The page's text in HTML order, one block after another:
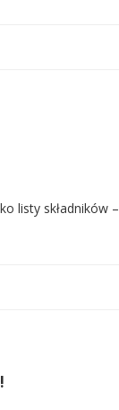
listy składników